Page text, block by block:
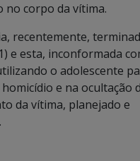
no corpo da vítima.
recentemente,
e esta, inconformada
o adolescente
e na ocultação
da vítima, planejado e